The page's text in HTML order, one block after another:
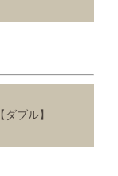
【ダブル】